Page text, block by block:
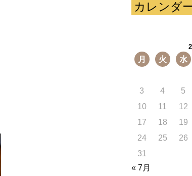
カレンダ
月 火 水
3
4 5
10
11 12
17
18 19
24
25 26
31
« 7月